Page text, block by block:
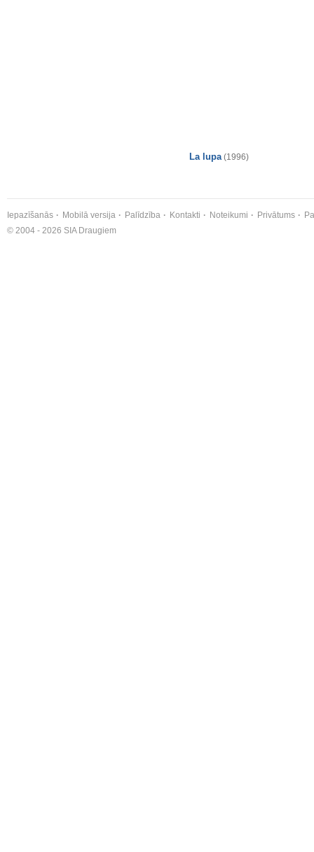
La lupa (1996)
Iepazīšanās Mobilā versija Palīdzība Kontakti Noteikumi Privātums
© 2004 - 2026 SIA Draugiem